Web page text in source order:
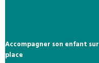
Accompagner son enfant sur
place